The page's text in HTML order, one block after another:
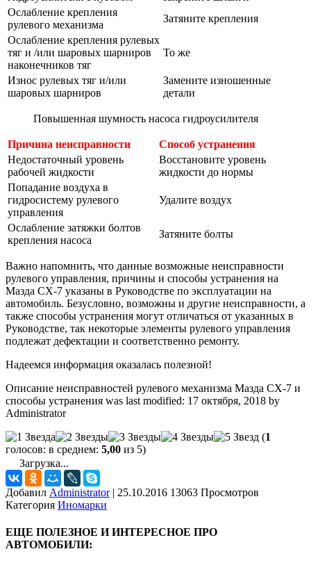
Ослабление крепления
рулевого механизма
Затяните крепления
Ослабление крепления рулевых
тяг и /или шаровых шарниров
наконечников тяг
То же
Износ рулевых тяг и/или
шаровых шарниров
Замените изношенные
детали
Повышенная шумность насоса гидроусилителя
Причина неисправности
Способ устранения
Недостаточный уровень
рабочей жидкости
Восстановите уровень
жидкости до нормы
Попадание воздуха в
гидросистему рулевого
управления
Удалите воздух
Ослабление затяжки болтов
крепления насоса
Затяните болты
Важно напомнить, что данные возможные неисправности
рулевого управления, причины и способы устранения на
Мазда СХ-7 указаны в Руководстве по эксплуатации на
автомобиль. Безусловно, возможны и другие неисправности, а
также способы устранения могут отличаться от указанных в
Руководстве, так некоторые элементы рулевого управления
подлежат дефектации и соответственно ремонту.
Надеемся информация оказалась полезной!
Описание неисправностей рулевого механизма Мазда СХ-7 и
способы устранения was last modified: 17 октября, 2018 by
Administrator
(1
голосов: в среднем: 5,00 из 5)
Загрузка...
Добавил Administrator | 25.10.2016 13063 Просмотров
Категория Иномарки
ЕЩЕ ПОЛЕЗНОЕ И ИНТЕРЕСНОЕ ПРО
АВТОМОБИЛИ: